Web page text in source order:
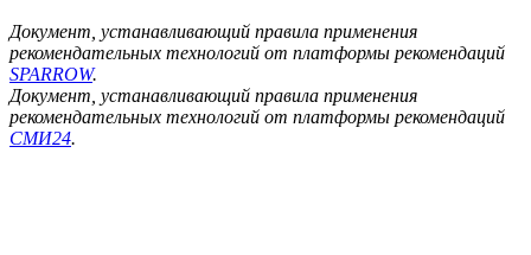
Документ, устанавливающий правила применения
рекомендательных технологий от платформы рекомендаций
SPARROW.
Документ, устанавливающий правила применения
рекомендательных технологий от платформы рекомендаций
СМИ24.